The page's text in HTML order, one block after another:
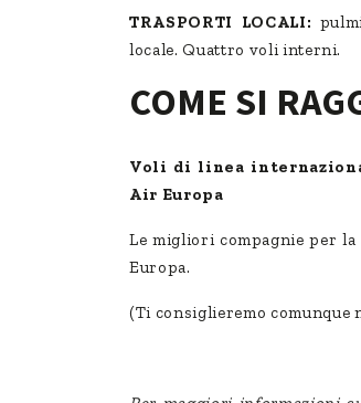
TRASPORTI LOCALI:
locale. Quattro voli interni.
COME SI
Voli di linea
Air Europa
Le migliori compagnie per la
Europa.
(Ti consiglieremo comunque